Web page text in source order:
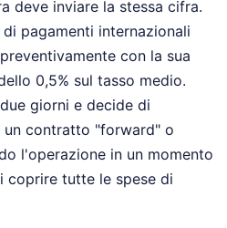
deve inviare la stessa cifra.
pagamenti internazionali
con la sua
0,5% sul tasso medio.
giorni e decide di
contratto "forward" o
l'operazione in un momento
coprire tutte le spese di